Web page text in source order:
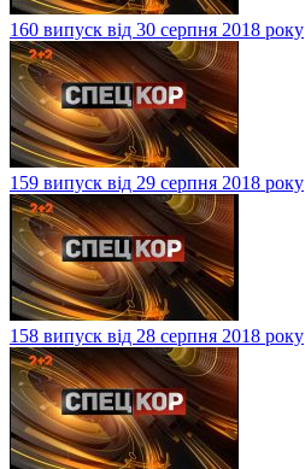
160 випуск від 30 серпня 2018 року
159 випуск від 29 серпня 2018 року
158 випуск від 28 серпня 2018 року